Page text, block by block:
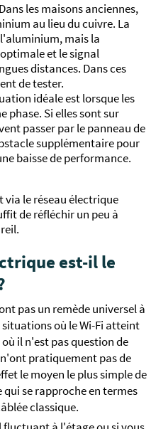
Dans les maisons anciennes,
au lieu du cuivre. La
mais la
et le signal
distances. Dans ces
de tester.
idéale est lorsque les
phase. Si elles sont sur
passer par le panneau de
supplémentaire pour
baisse de performance.
via le réseau électrique
de réfléchir un peu à
est-il le
pas un remède universel à
où le Wi-Fi atteint
il n'est pas question de
pratiquement pas de
le moyen le plus simple de
se rapproche en termes
classique.